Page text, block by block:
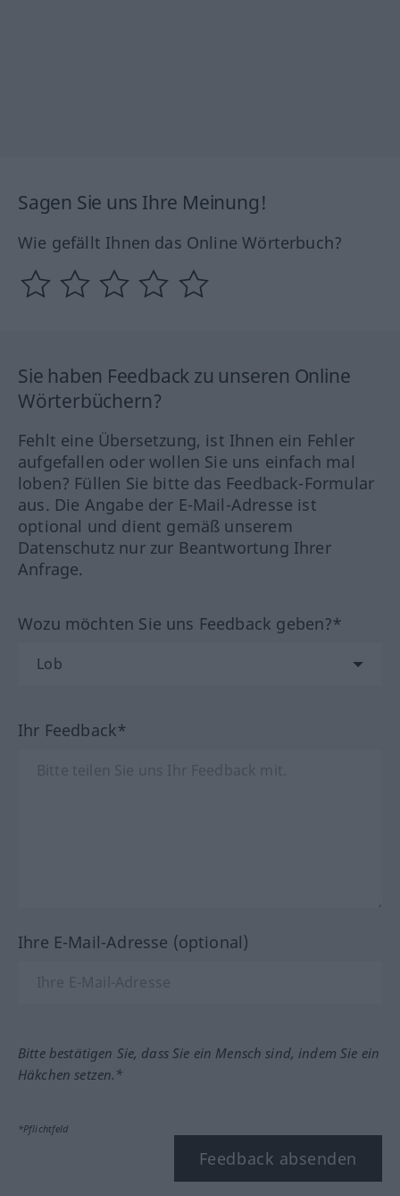
Sagen Sie uns Ihre Meinung!
Wie gefällt Ihnen das Online Wörterbuch?
Sie haben Feedback zu unseren Online
Wörterbüchern?
Fehlt eine Übersetzung, ist Ihnen ein Fehler
aufgefallen oder wollen Sie uns einfach mal
loben? Füllen Sie bitte das Feedback-Formular
aus. Die Angabe der E-Mail-Adresse ist
optional und dient gemäß unserem
Datenschutz nur zur Beantwortung Ihrer
Anfrage.
Wozu möchten Sie uns Feedback geben?*
Ihr Feedback*
Ihre E-Mail-Adresse (optional)
Bitte bestätigen Sie, dass Sie ein Mensch sind, indem Sie ein
Häkchen setzen.*
*Pflichtfeld
Feedback absenden